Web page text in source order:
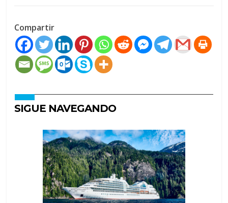
Compartir
SIGUE NAVEGANDO